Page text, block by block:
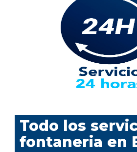
Todo los
fontaneria en